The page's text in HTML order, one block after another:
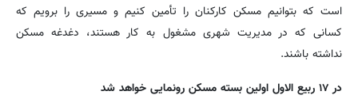
است که بتوانیم مسکن کارکنان را تأمین کنیم و مسیری را برویم که
کسانی که در مدیریت شهری مشغول به کار هستند، دغدغه مسکن
نداشته باشند.
در ۱۷ ربیع الاول اولین بسته مسکن رونمایی خواهد شد